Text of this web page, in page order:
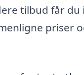
tilbud får du
priser